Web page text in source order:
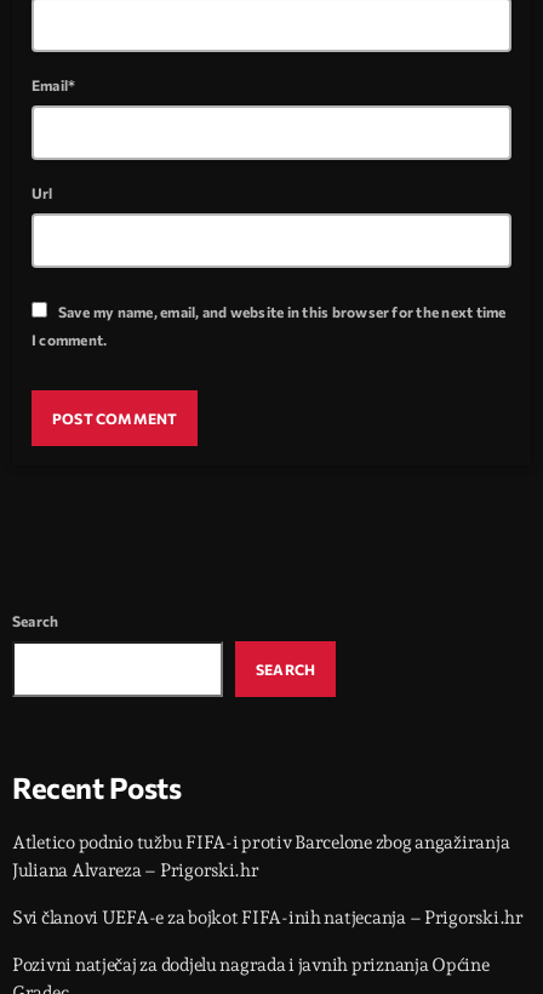
Email*
Url
Save my name, email, and website in this browser for the next time
I comment.
Search
SEARCH
Recent Posts
Atletico podnio tužbu FIFA-i protiv Barcelone zbog angažiranja
Juliana Alvareza – Prigorski.hr
Svi članovi UEFA-e za bojkot FIFA-inih natjecanja – Prigorski.hr
Pozivni natječaj za dodjelu nagrada i javnih priznanja Općine